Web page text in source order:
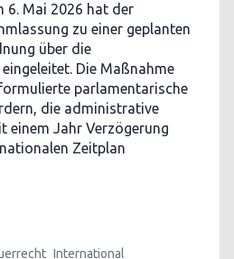
6. Mai 2026 hat der
zu einer geplanten
über die
Die Maßnahme
parlamentarische
die administrative
einem Jahr Verzögerung
Zeitplan
International